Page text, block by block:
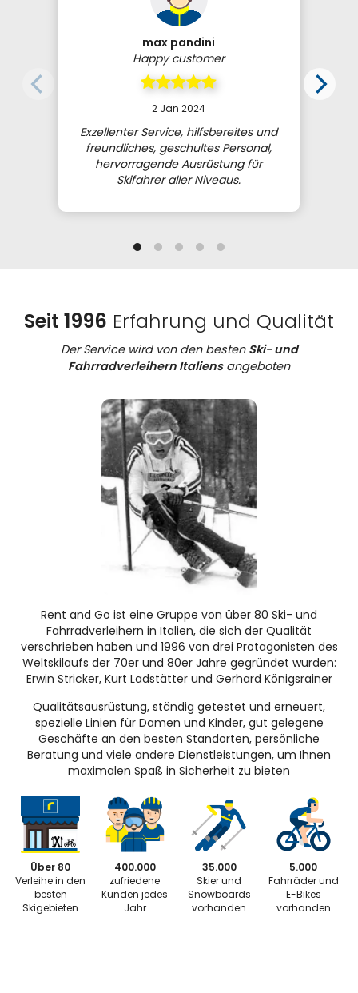
max pandini
Happy customer
2 Jan 2024
Exzellenter Service, hilfsbereites und
freundliches, geschultes Personal,
hervorragende Ausrüstung für
Skifahrer aller Niveaus.
Seit 1996 Erfahrung und Qualität
Der Service wird von den besten Ski- und
Fahrradverleihern Italiensangeboten
Rent and Go ist eine Gruppe von über 80 Ski- und
Fahrradverleihern in Italien, die sich der Qualität
verschrieben haben und 1996 von drei Protagonisten des
Weltskilaufs der 70er und 80er Jahre gegründet wurden:
Erwin Stricker, Kurt Ladstätter und Gerhard Königsrainer
Qualitätsausrüstung, ständig getestet und erneuert,
spezielle Linien für Damen und Kinder, gut gelegene
Geschäfte an den besten Standorten, persönliche
Beratung und viele andere Dienstleistungen, um Ihnen
maximalen Spaß in Sicherheit zu bieten
Über 80
Verleihe in den
besten
Skigebieten
400.000
zufriedene
Kunden jedes
Jahr
35.000
Skier und
Snowboards
vorhanden
5.000
Fahrräder und
E-Bikes
vorhanden